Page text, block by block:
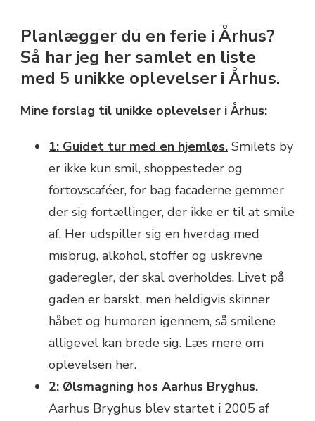
Planlægger du en ferie i Århus?
Så har jeg her samlet en liste
med 5 unikke oplevelser i Århus.
Mine forslag til unikke oplevelser i Århus:
1: Guidet tur med en hjemløs. Smilets by
er ikke kun smil, shoppesteder og
fortovscaféer, for bag facaderne gemmer
der sig fortællinger, der ikke er til at smile
af. Her udspiller sig en hverdag med
misbrug, alkohol, stoffer og uskrevne
gaderegler, der skal overholdes. Livet på
gaden er barskt, men heldigvis skinner
håbet og humoren igennem, så smilene
alligevel kan brede sig. Læs mere om
oplevelsen her.
2: Ølsmagning hos Aarhus Bryghus.
Aarhus Bryghus blev startet i 2005 af